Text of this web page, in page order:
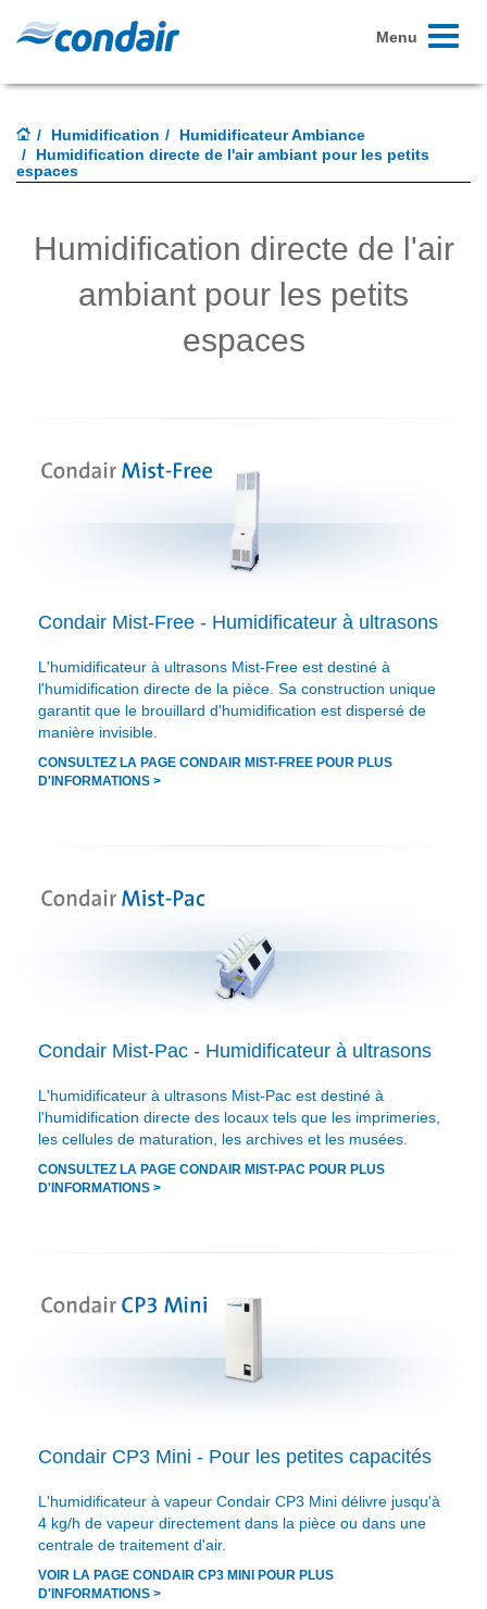
Toggle
Menu
Humidification
Humidificateur Ambiance
Humidification directe de l'air ambiant pour les petits
espaces
Humidification directe de l'air
ambiant pour les petits
espaces
Condair Mist-Free - Humidificateur à ultrasons
L'humidificateur à ultrasons Mist-Free est destiné à
l'humidification directe de la pièce. Sa construction unique
garantit que le brouillard d'humidification est dispersé de
manière invisible.
CONSULTEZ LA PAGE CONDAIR MIST-FREE POUR PLUS
D'INFORMATIONS >
Condair Mist-Pac - Humidificateur à ultrasons
L'humidificateur à ultrasons Mist-Pac est destiné à
l'humidification directe des locaux tels que les imprimeries,
les cellules de maturation, les archives et les musées.
CONSULTEZ LA PAGE CONDAIR MIST-PAC POUR PLUS
D'INFORMATIONS >
Condair CP3 Mini - Pour les petites capacités
L'humidificateur à vapeur Condair CP3 Mini délivre jusqu'à
4 kg/h de vapeur directement dans la pièce ou dans une
centrale de traitement d'air.
VOIR LA PAGE CONDAIR CP3 MINI POUR PLUS
D'INFORMATIONS >